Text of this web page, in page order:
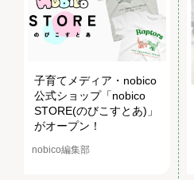
子育てメディア・nobico
公式ショップ「nobico
STORE(のびこすとあ)」
がオープン！
nobico編集部